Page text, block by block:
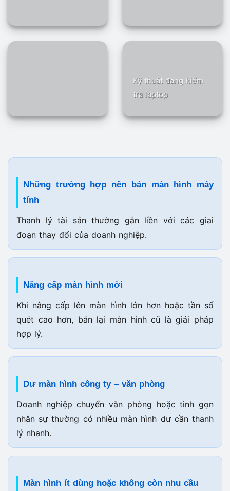
Kỹ thuật đang kiểm
tra laptop
Những trường hợp nên bán màn hình máy
tính
Thanh lý tài sản thường gắn liền với các giai
đoạn thay đổi của doanh nghiệp.
Nâng cấp màn hình mới
Khi nâng cấp lên màn hình lớn hơn hoặc tần số
quét cao hơn, bán lại màn hình cũ là giải pháp
hợp lý.
Dư màn hình công ty – văn phòng
Doanh nghiệp chuyển văn phòng hoặc tinh gọn
nhân sự thường có nhiều màn hình dư cần thanh
lý nhanh.
Màn hình ít dùng hoặc không còn nhu cầu